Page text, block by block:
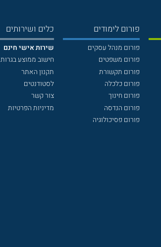
פורום לימודים
פורום מנהל עסקים
פורום משפטים
פורום תקשורת
פורום כלכלה
פורום חינוך
פורום הנדסה
פורום פסיכולוגיה
כלים ושירותים
שירות אישי חינם
חישוב ממוצע בגרות
תקנון האתר
לסטודנטים
צור קשר
מדיניות הפרטיות